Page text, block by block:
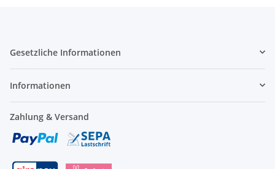
Gesetzliche Informationen
Informationen
Zahlung & Versand